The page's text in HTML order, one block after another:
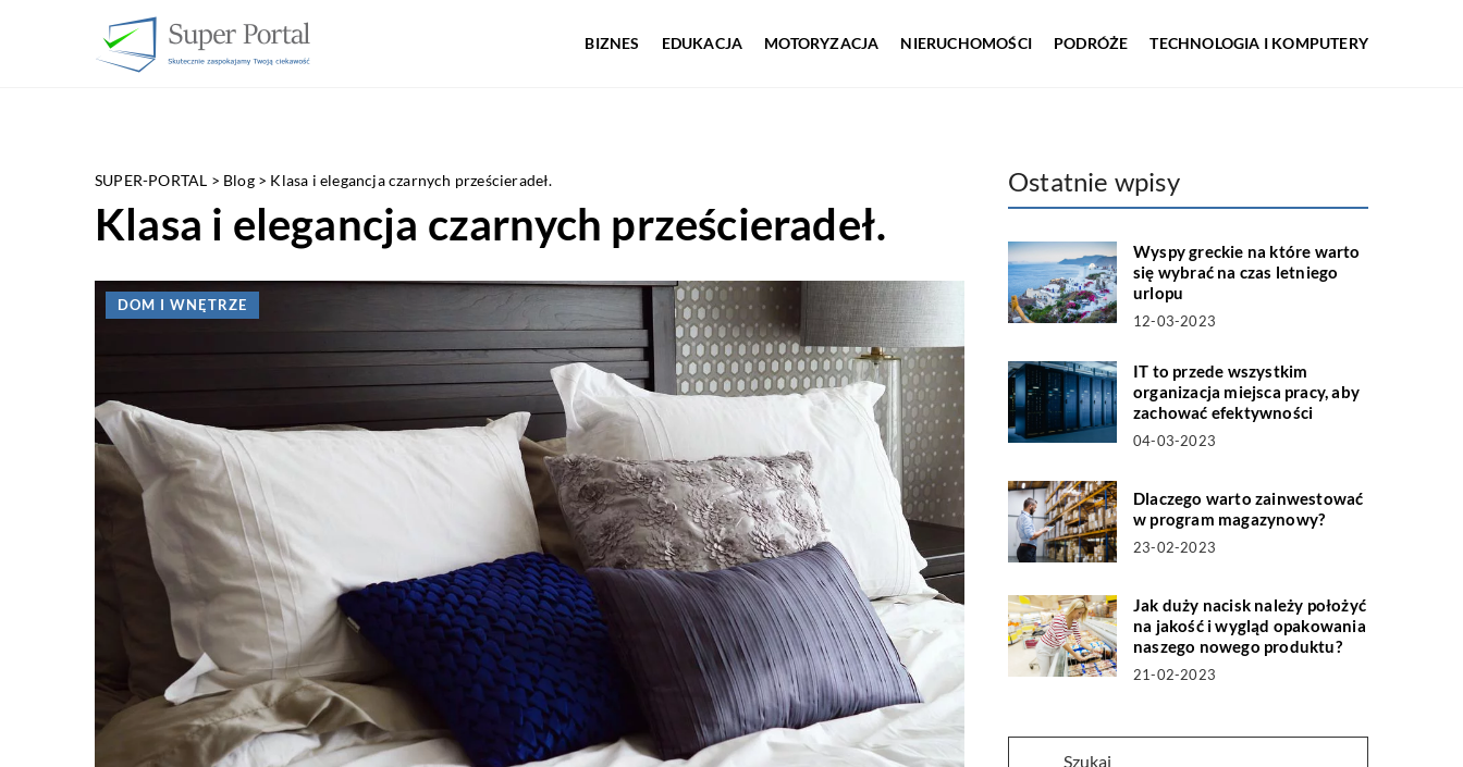
BIZNES EDUKACJA MOTORYZACJA NIERUCHOMOŚCI PODRÓŻE TECHNOLOGIA I KOMPUTERY
SUPER-PORTAL > Blog> Klasa i elegancja czarnych prześcieradeł.
Klasa i elegancja czarnych prześcieradeł.
DOM I WNĘTRZE
Ostatnie wpisy
Wyspy greckie na które warto
się wybrać na czas letniego
urlopu
12-03-2023
IT to przede wszystkim
organizacja miejsca pracy, aby
zachować efektywności
04-03-2023
Dlaczego warto zainwestować
w program magazynowy?
23-02-2023
Jak duży nacisk należy położyć
na jakość i wygląd opakowania
naszego nowego produktu?
21-02-2023